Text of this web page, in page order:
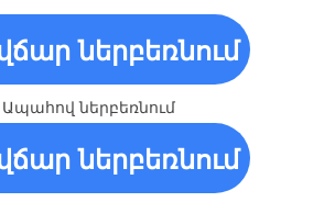
ներբեռնում
Ապահով ներբեռնում
ներբեռնում